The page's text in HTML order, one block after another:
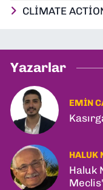
CLİMATE
Yazarlar
EMIN
HALUK
Haluk